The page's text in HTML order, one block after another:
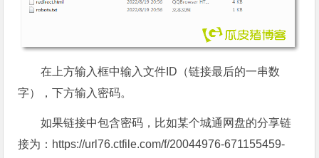
在上方输入框中输入文件ID（链接最后的一串数
字），下方输入密码。
如果链接中包含密码，比如某个城通网盘的分享链
接为：https://url76.ctfile.com/f/20044976-671155459-